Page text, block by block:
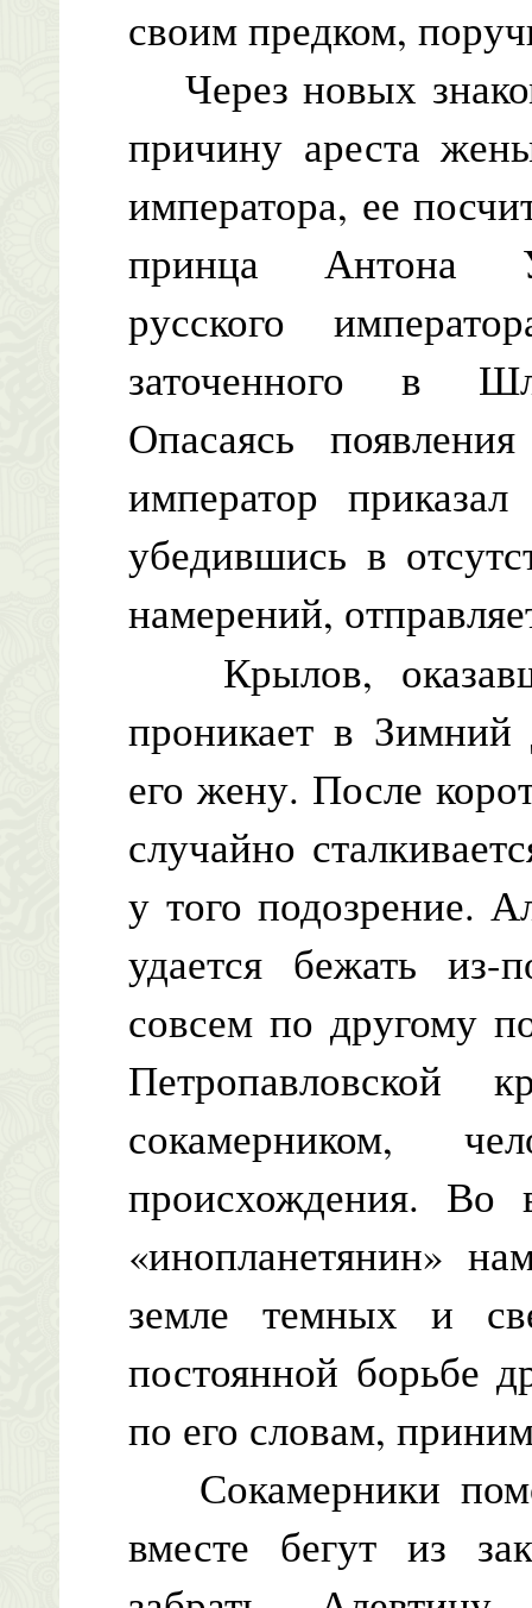
своим предком,
Через новых
причину ареста
императора, ее
принца Антона
русского
заточенного в
Опасаясь
император
убедившись в
намерений,
Крылов,
проникает в Зимний
его жену. После
случайно
у того подозрение.
удается бежать
совсем по другому
Петропавловской
сокамерником,
происхождения. Во
«инопланетянин»
земле темных и
постоянной борьбе
по его словам,
Сокамерники
вместе бегут из